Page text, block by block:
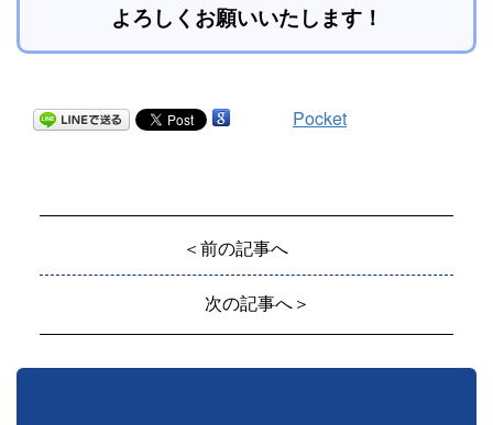
よろしくお願いいたします！
Pocket
＜前の記事へ
次の記事へ＞